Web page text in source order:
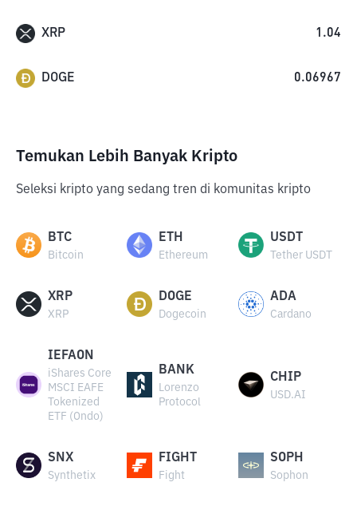
XRP 1.04
DOGE 0.06967
Temukan Lebih Banyak Kripto
Seleksi kripto yang sedang tren di komunitas kripto
BTC
Bitcoin
ETH
Ethereum
USDT
Tether USDT
XRP
XRP
DOGE
Dogecoin
ADA
Cardano
IEFAON
iShares Core
MSCI EAFE
Tokenized
ETF (Ondo)
BANK
Lorenzo
Protocol
CHIP
USD.AI
SNX
Synthetix
FIGHT
Fight
SOPH
Sophon